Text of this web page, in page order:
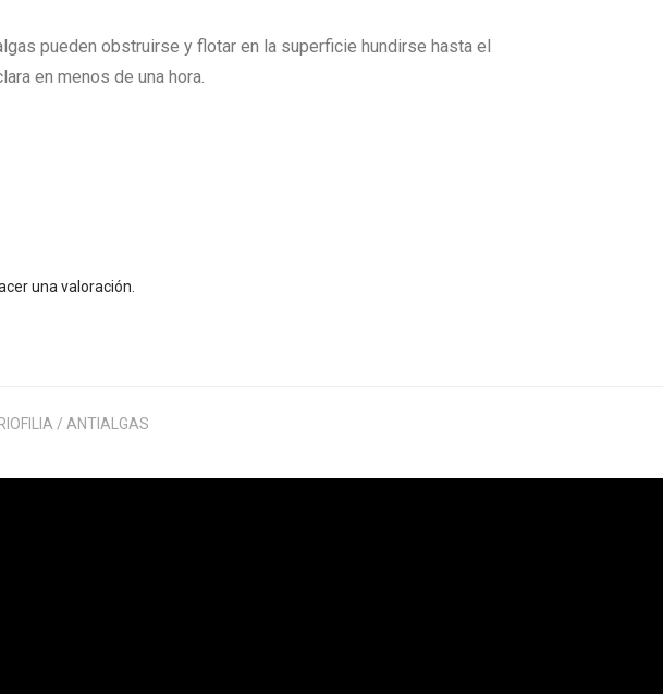
pueden obstruirse y flotar en la superficie hundirse hasta el
en menos de una hora.
una valoración.
/ ANTIALGAS